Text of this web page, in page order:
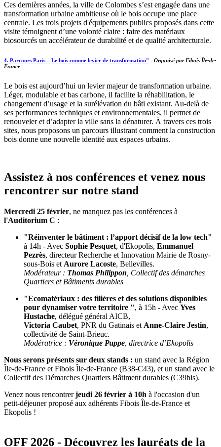
Ces dernières années, la ville de Colombes s’est engagée dans une
transformation urbaine ambitieuse où le bois occupe une place
centrale. Les trois projets d'équipements publics proposés dans cette
visite témoignent d’une volonté claire : faire des matériaux
biosourcés un accélérateur de durabilité et de qualité architecturale.
4. Parcours Paris – Le bois comme levier de transformation" - Organisé par Fibois Île-de-
France
Le bois est aujourd’hui un levier majeur de transformation urbaine.
Léger, modulable et bas carbone, il facilite la réhabilitation, le
changement d’usage et la surélévation du bâti existant. Au-delà de
ses performances techniques et environnementales, il permet de
renouveler et d’adapter la ville sans la dénaturer. À travers ces trois
sites, nous proposons un parcours illustrant comment la construction
bois donne une nouvelle identité aux espaces urbains.
Assistez à nos conférences et venez nous
rencontrer sur notre stand
Mercredi 25 février, ne manquez pas les conférences à
l'Auditorium C :
"Réinventer le bâtiment : l’apport décisif de la low tech"
à 14h - Avec Sophie Pesquet, d'Ekopolis, Emmanuel
Pezrès, directeur Recherche et Innovation Mairie de Rosny-
sous-Bois et Aurore Lacoste, Bellevilles.
Modérateur : Thomas Philippon , Collectif des démarches
Quartiers et Bâtiments durables
"Ecomatériaux : des filières et des solutions disponibles
pour dynamiser votre territoire ", à 15h - Avec Yves
Hustache, délégué général AICB,
Victoria Caubet, PNR du Gatinais et Anne-Claire Jestin,
collectivité de Saint-Brieuc.
Modératrice : Véronique Pappe , directrice d’Ekopolis
Nous serons présents sur deux stands : un stand avec la Région
Île-de-France et Fibois Île-de-France (B38-C43), et un stand avec le
Collectif des Démarches Quartiers Bâtiment durables (C39bis).
Venez nous rencontrerjeudi 26 février à 10h à l'occasion d'un
petit-déjeuner proposé aux adhérents Fibois Île-de-France et
Ekopolis !
OFF 2026 - Découvrez les lauréats de la